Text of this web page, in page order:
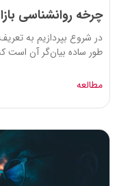
چرخه روانشناسی
در شروع بپردازیم به تعریف
طور ساده بیان‌گر آن است
مطالعه